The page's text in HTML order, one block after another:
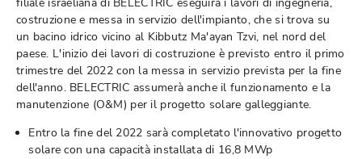
filiale israeliana di BELECTRIC eseguirà i lavori di ingegneria,
costruzione e messa in servizio dell'impianto, che si trova su
un bacino idrico vicino al Kibbutz Ma'ayan Tzvi, nel nord del
paese. L'inizio dei lavori di costruzione è previsto entro il primo
trimestre del 2022 con la messa in servizio prevista per la fine
dell'anno. BELECTRIC assumerà anche il funzionamento e la
manutenzione (O&M) per il progetto solare galleggiante.
Entro la fine del 2022 sarà completato l'innovativo progetto
solare con una capacità installata di 16,8 MWp